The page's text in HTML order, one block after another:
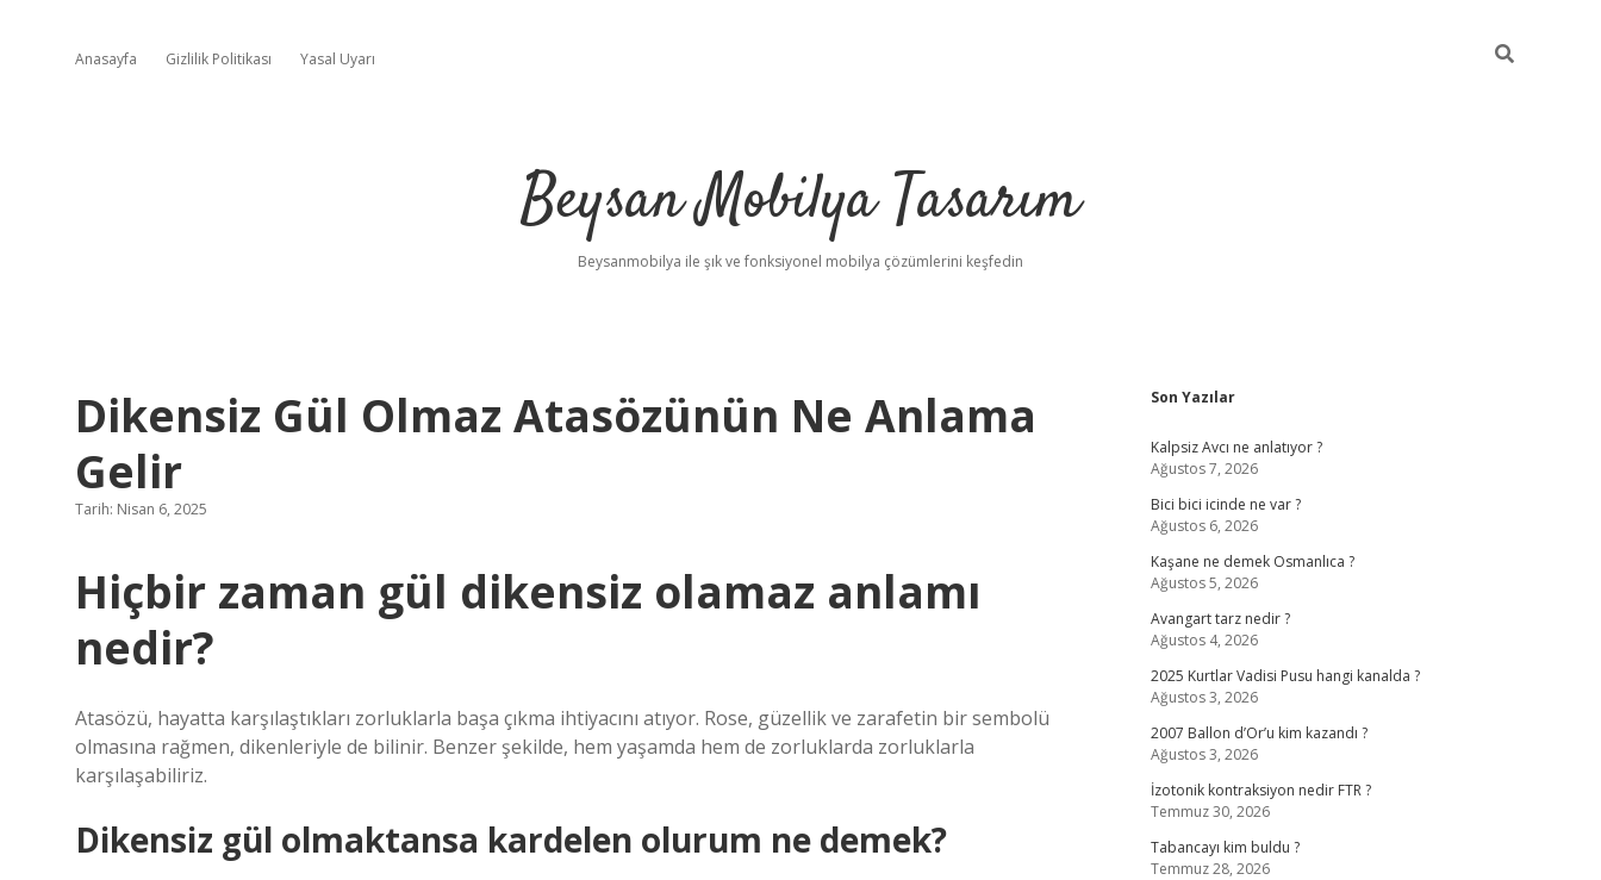
Anasayfa Gizlilik Politikası Yasal Uyarı
Beysan Mobilya Tasarım
Beysanmobilya ile şık ve fonksiyonel mobilya çözümlerini keşfedin
Dikensiz Gül Olmaz Atasözünün Ne Anlama
Gelir
Tarih: Nisan 6, 2025
Hiçbir zaman gül dikensiz olamaz anlamı
nedir?
Atasözü, hayatta karşılaştıkları zorluklarla başa çıkma ihtiyacını atıyor. Rose, güzellik ve zarafetin bir sembolü
olmasına rağmen, dikenleriyle de bilinir. Benzer şekilde, hem yaşamda hem de zorluklarda zorluklarla
karşılaşabiliriz.
Dikensiz gül olmaktansa kardelen olurum ne demek?
Sidebar
Son Yazılar
Kalpsiz Avcı ne anlatıyor ?
Ağustos 7, 2026
Bici bici icinde ne var ?
Ağustos 6, 2026
Kaşane ne demek Osmanlıca ?
Ağustos 5, 2026
Avangart tarz nedir ?
Ağustos 4, 2026
2025 Kurtlar Vadisi Pusu hangi kanalda ?
Ağustos 3, 2026
2007 Ballon d’Or’u kim kazandı ?
Ağustos 3, 2026
İzotonik kontraksiyon nedir FTR ?
Temmuz 30, 2026
Tabancayı kim buldu ?
Temmuz 28, 2026